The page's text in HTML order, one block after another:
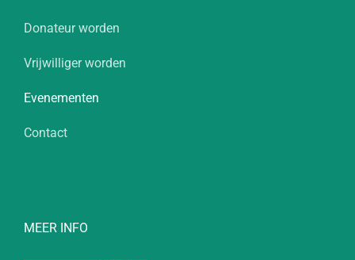
Donateur worden
Vrijwilliger worden
Evenementen
Contact
MEER INFO